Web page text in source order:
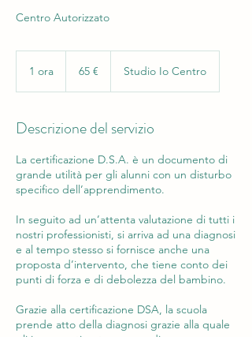
Centro Autorizzato
1 ora 65 € Studio Io Centro
Descrizione del servizio
La certificazione D.S.A. è un documento di
grande utilità per gli alunni con un disturbo
specifico dell’apprendimento.
In seguito ad un’attenta valutazione di tutti i
nostri professionisti, si arriva ad una diagnosi
e al tempo stesso si fornisce anche una
proposta d’intervento, che tiene conto dei
punti di forza e di debolezza del bambino.
Grazie alla certificazione DSA, la scuola
prende atto della diagnosi grazie alla quale